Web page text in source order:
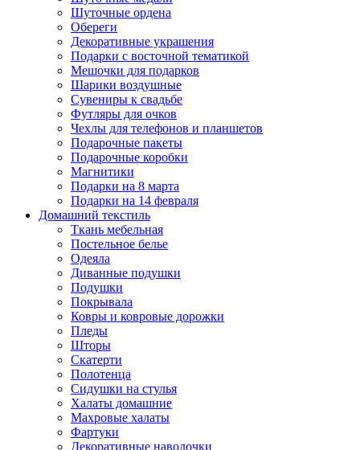
Шуточные ордена
Обереги
Декоративные украшения
Подарки с восточной тематикой
Мешочки для подарков
Шарики воздушные
Сувениры к свадьбе
Футляры для очков
Чехлы для телефонов и планшетов
Подарочные пакеты
Подарочные коробки
Магнитики
Подарки на 8 марта
Подарки на 14 февраля
Домашний текстиль
Ткань мебельная
Постельное белье
Одеяла
Диванные подушки
Подушки
Покрывала
Ковры и ковровые дорожки
Пледы
Шторы
Скатерти
Полотенца
Сидушки на стулья
Халаты домашние
Махровые халаты
Фартуки
Декоративные наволочки